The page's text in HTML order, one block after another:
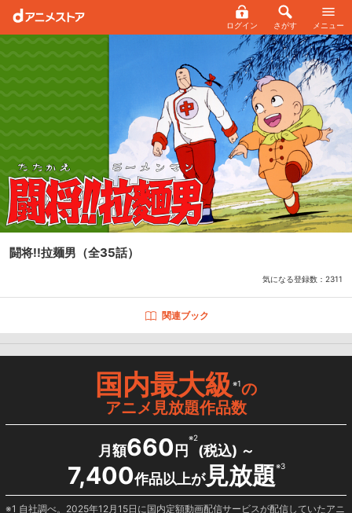
ログイン さがす メニュー
闘将!!拉麺男 （全35話）
気になる登録数： 2311
関連ブック
国内最大級※1の
アニメ見放題作品数
月額660 円
※2
(税込) ～
7,400作品以上が見放題※3
1 自社調べ。2025年12月15日に国内定額動画配信サービスが配信していたアニ